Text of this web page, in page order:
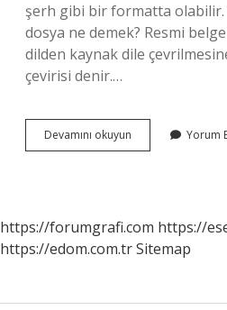
şerh gibi bir formatta olabilir.
dosya ne demek? Resmi
dilden kaynak dile
çevirisi denir.…
Devamını okuyun Tercüme
Eser
Yorum
https://forumgrafi.com https://
https://edom.com.trSitemap